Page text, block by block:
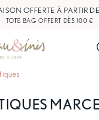
OFFERTE À PARTIR
TOTE BAG OFFERT DÈS 100 €